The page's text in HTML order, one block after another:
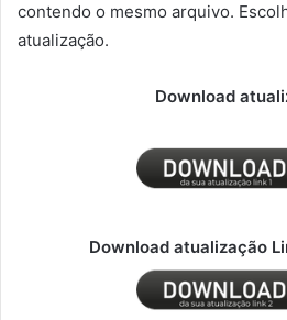
contendo o mesmo arquivo.
atualização.
Download
Download atualização